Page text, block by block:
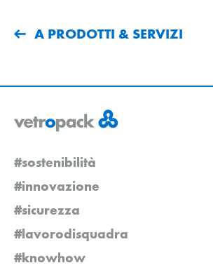
A PRODOTTI & SERVIZI
#sostenibilità
#innovazione
#sicurezza
#lavorodisquadra
#knowhow